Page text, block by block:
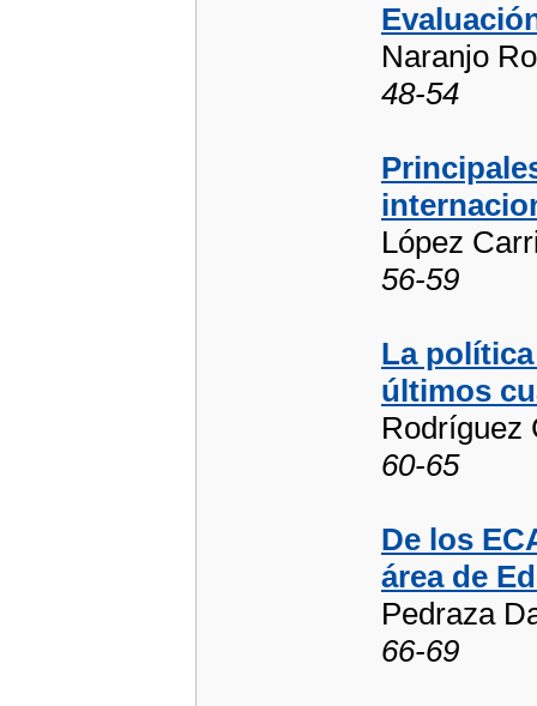
Naranjo
48-54
López
56-59
La
últimos
Rodríguez
60-65
De los
área de
Pedraza
66-69